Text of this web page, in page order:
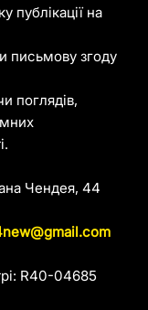
публікації на
письмову згоду
поглядів,
Чендея, 44
R40-04685